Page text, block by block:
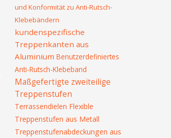
und Konformität zu Anti-Rutsch-
Klebebändern
kundenspezifische
Treppenkanten aus
Aluminium Benutzerdefiniertes
Anti-Rutsch-Klebeband
Maßgefertigte zweiteilige
Treppenstufen
Terrassendielen Flexible
Treppenstufen aus Metall
Treppenstufenabdeckungen aus